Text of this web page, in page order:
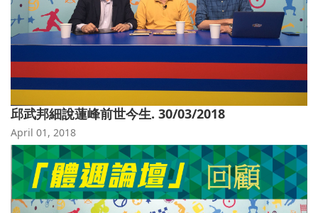
邱武邦細說蓮峰前世今生. 30/03/2018
April 01, 2018